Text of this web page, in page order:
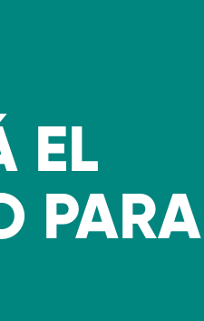
EL
PARA